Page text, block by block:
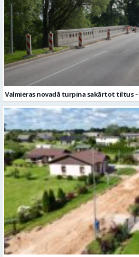
Valmieras novadā turpina sakārtot tiltus